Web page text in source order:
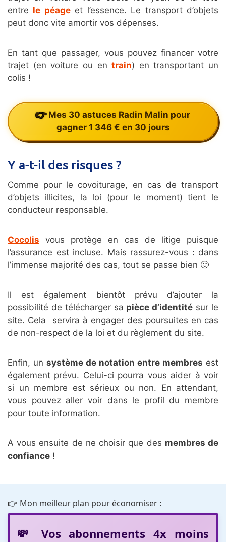
entre le péageet l’essence. Le transport d’objets
peut donc vite amortir vos dépenses.
En tant que passager, vous pouvez financer votre
trajet (en voiture ou entrain) en transportant un
colis !
Mes 30 astuces Radin Malin pour
gagner 1 346 € en 30 jours
Y a-t-il des risques ?
Comme pour le covoiturage, en cas de transport
d’objets illicites, la loi (pour le moment) tient le
conducteur responsable.
Cocolis vous protège en cas de litige puisque
l’assurance est incluse. Mais rassurez-vous : dans
l’immense majorité des cas, tout se passe bien 🙂
Il est également bientôt prévu d’ajouter la
possibilité de télécharger sa pièce d’identité sur le
site. Cela servira à engager des poursuites en cas
de non-respect de la loi et du règlement du site.
Enfin, un système de notation entre membres est
également prévu. Celui-ci pourra vous aider à voir
si un membre est sérieux ou non. En attendant,
vous pouvez aller voir dans le profil du membre
pour toute information.
A vous ensuite de ne choisir que des membres de
confiance !
👉 Mon meilleur plan pour économiser :
💸 Vos abonnements 4x moins